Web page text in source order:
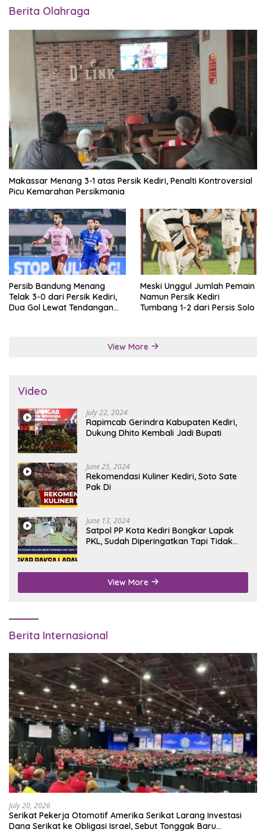
Berita Olahraga
Makassar Menang 3-1 atas Persik Kediri, Penalti Kontroversial
Picu Kemarahan Persikmania
Persib Bandung Menang
Telak 3-0 dari Persik Kediri,
Dua Gol Lewat Tendangan
Meski Unggul Jumlah Pemain
Namun Persik Kediri
Tumbang 1-2 dari Persis Solo
View More
Video
July 22, 2024
Rapimcab Gerindra Kabupaten Kediri,
Dukung Dhito Kembali Jadi Bupati
June 25, 2024
Rekomendasi Kuliner Kediri, Soto Sate
Pak Di
June 13, 2024
Satpol PP Kota Kediri Bongkar Lapak
PKL, Sudah Diperingatkan Tapi Tidak
View More
Berita Internasional
July 20, 2026
Serikat Pekerja Otomotif Amerika Serikat Larang Investasi
Dana Serikat ke Obligasi Israel, Sebut Tonggak Baru